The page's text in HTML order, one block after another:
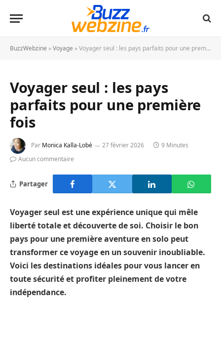
BuzzWebzine »Voyage »Voyager seul : les pays parfaits pour une première fois
Voyager seul : les pays
parfaits pour une première
fois
Par Monica Kalla-Lobé 27 février 2026
9 Minutes
Aucun commentaire
Partager
Voyager seul est une expérience unique qui mêle
liberté totale et découverte de soi. Choisir le bon
pays pour une première aventure en solo peut
transformer ce voyage en un souvenir inoubliable.
Voici les destinations idéales pour vous lancer en
toute sécurité et profiter pleinement de votre
indépendance.